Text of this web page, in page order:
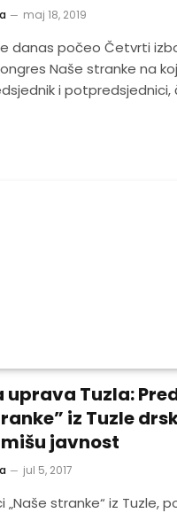
maj 18, 2019
danas počeo Četvrti
Naše stranke na
i potpredsjednici,
uprava Tuzla:
iz Tuzle
javnost
jul 5, 2017
„Naše stranke“ iz Tuzle,